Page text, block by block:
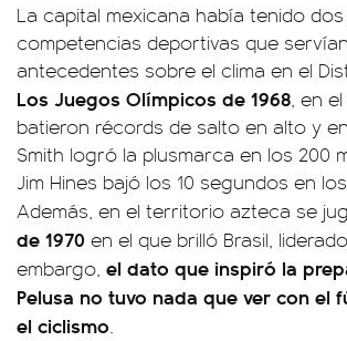
La capital mexicana había tenido
competencias deportivas que
antecedentes sobre el clima en el
Los Juegos Olímpicos de 1968, en
batieron récords de salto en alto y
Smith logró la plusmarca en los 200
Jim Hines bajó los 10 segundos en
Además, en el territorio azteca se
de 1970 en el que brilló Brasil,
embargo, el dato que inspiró la
Pelusa no tuvo nada que ver con el
el ciclismo.